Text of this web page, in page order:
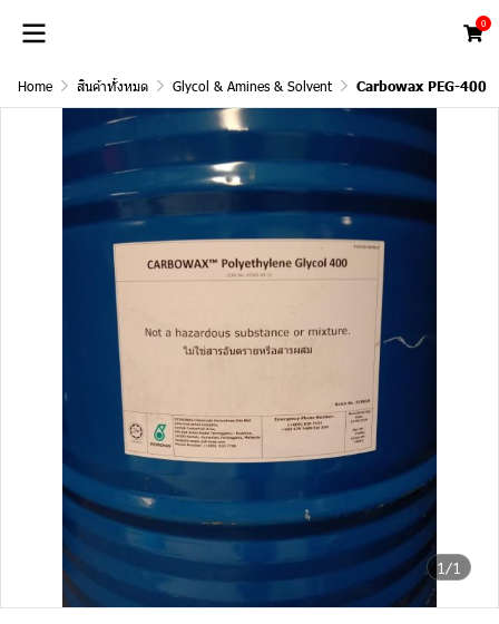
0
Home สินค้าทั้งหมด Glycol & Amines & Solvent Carbowax PEG-400
1/1